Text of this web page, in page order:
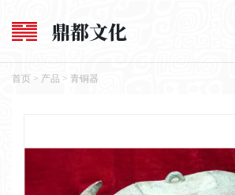
鼎都文化
首页 > 产品 > 青铜器